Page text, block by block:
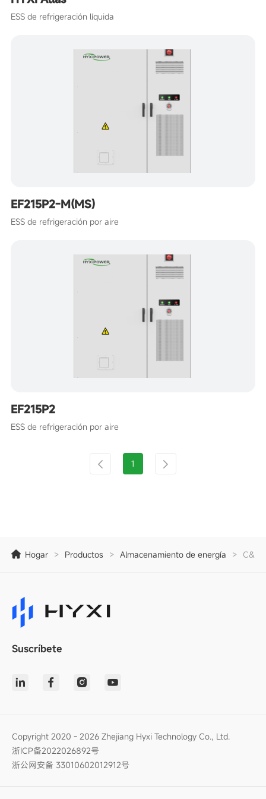
ESS de refrigeración líquida
EF215P2-M(MS)
ESS de refrigeración por aire
EF215P2
ESS de refrigeración por aire
1
Hogar > Productos > Almacenamiento de energía > C&I
Suscríbete
Copyright 2020 - 2026 Zhejiang Hyxi Technology Co., Ltd.
浙ICP备2022026892号
浙公网安备 33010602012912号